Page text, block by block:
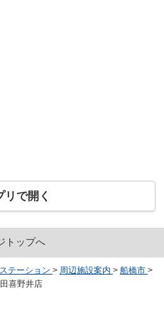
リで開く
トップへ
テーション > 周辺施設案内 > 船橋市 >
喜野井店